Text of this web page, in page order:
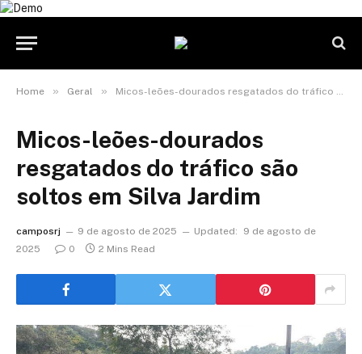
Home » Geral » Micos-leões-dourados resgatados do tráfico são soltos em Silva Jardim
Micos-leões-dourados
resgatados do tráfico são
soltos em Silva Jardim
camposrj 9 de agosto de 2025 Updated:
9 de agosto de
2025
0 2 Mins Read